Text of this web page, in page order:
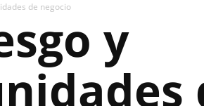
de negocio
y